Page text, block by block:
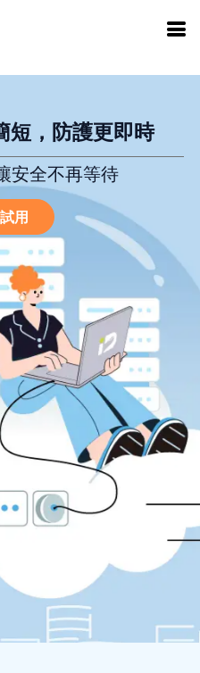
短，防護更即時
安全不再等待
用